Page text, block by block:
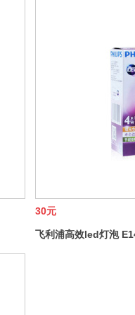
30元
飞利浦高效led灯泡